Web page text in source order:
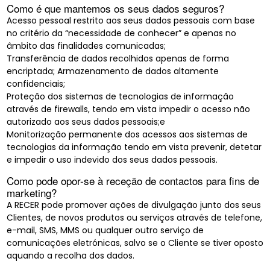
Como é que mantemos os seus dados seguros?
Acesso pessoal restrito aos seus dados pessoais com base
no critério da “necessidade de conhecer” e apenas no
âmbito das finalidades comunicadas;
Transferência de dados recolhidos apenas de forma
encriptada; Armazenamento de dados altamente
confidenciais;
Proteção dos sistemas de tecnologias de informação
através de firewalls, tendo em vista impedir o acesso não
autorizado aos seus dados pessoais;e
Monitorização permanente dos acessos aos sistemas de
tecnologias da informação tendo em vista prevenir, detetar
e impedir o uso indevido dos seus dados pessoais.
Como pode opor-se à receção de contactos para fins de
marketing?
A RECER pode promover ações de divulgação junto dos seus
Clientes, de novos produtos ou serviços através de telefone,
e-mail, SMS, MMS ou qualquer outro serviço de
comunicações eletrónicas, salvo se o Cliente se tiver oposto
aquando a recolha dos dados.